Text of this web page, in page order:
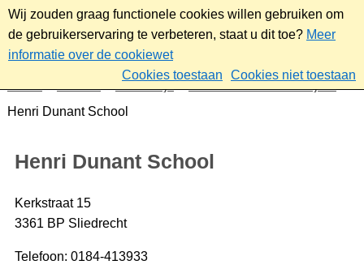
Wij zouden graag functionele cookies willen gebruiken om
de gebruikerservaring te verbeteren, staat u dit toe? Meer
informatie over de cookiewet
Cookies toestaan
Cookies niet toestaan
Onderwijs
Kinderen van 4 tot 12 jaar
Henri Dunant School
Henri Dunant School
Kerkstraat 15
3361 BP Sliedrecht
Telefoon: 0184-413933